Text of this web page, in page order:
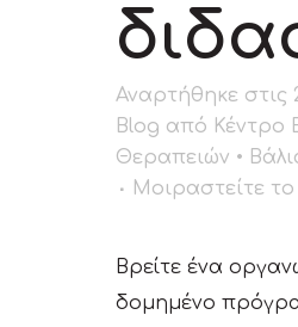
Αναρτήθηκε στις
Blog από Κέντρο
Θεραπειών •
Μοιραστείτε το
Bρείτε ένα
δομημένο